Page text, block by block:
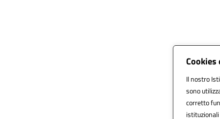
Il nostro
sono
corretto